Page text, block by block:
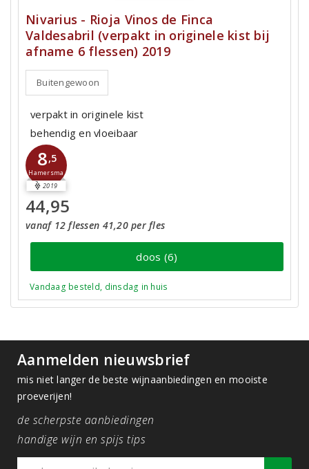
Nivarius - Rioja Vinos de Finca
Valdesabril (verpakt in originele kist bij
afname 6 flessen) 2019
Buitengewoon
verpakt in originele kist
behendig en vloeibaar
8,5
Hamersma
2019
44,95
vanaf 12 flessen 41,20 per fles
doos (6)
Vandaag besteld, dinsdag in huis
Aanmelden nieuwsbrief
mis niet langer de beste wijnaanbiedingen en mooiste
proeverijen!
de scherpste aanbiedingen
handige wijn en spijs tips